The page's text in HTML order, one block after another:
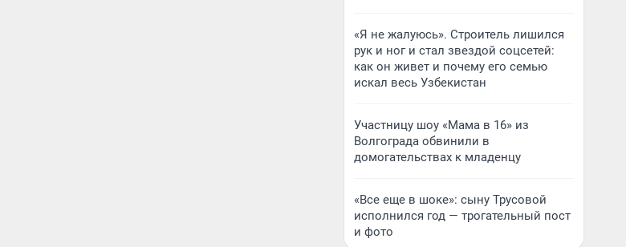
«Я не жалуюсь». Строитель лишился
рук и ног и стал звездой соцсетей:
как он живет и почему его семью
искал весь Узбекистан
Участницу шоу «Мама в 16» из
Волгограда обвинили в
домогательствах к младенцу
«Все еще в шоке»: сыну Трусовой
исполнился год — трогательный пост
и фото